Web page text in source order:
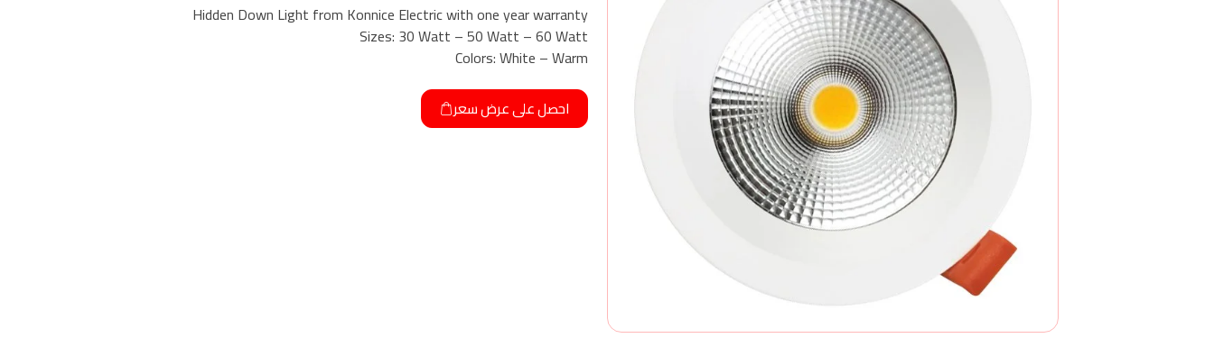
Hidden Down Light from Konnice Electric with one year warranty
Sizes: 30 Watt – 50 Watt – 60 Watt
Colors: White – Warm
احصل على عرض سعر